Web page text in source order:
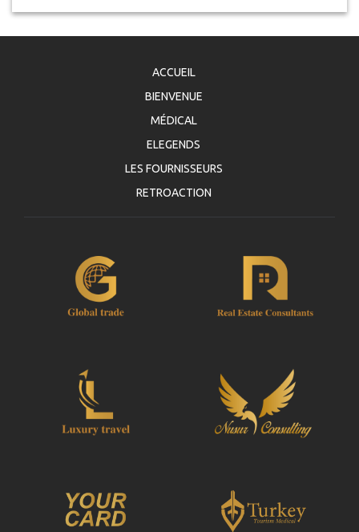
ACCUEIL
BIENVENUE
MÉDICAL
ELEGENDS
LES FOURNISSEURS
RETROACTION